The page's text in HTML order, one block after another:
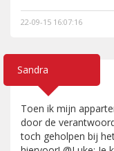
22-09-15 16:07:16
Sandra
Toen ik mijn
door de
toch geholpen bij